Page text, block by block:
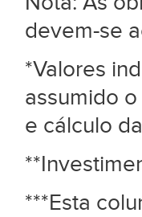
devem-se
*Valores
assumido
e cálculo
***Esta